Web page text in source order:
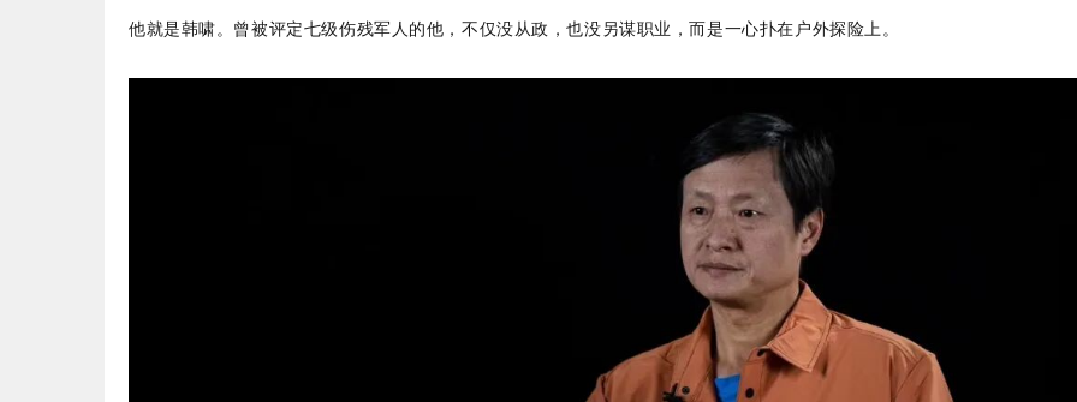
他就是韩啸。曾被评定七级伤残军人的他，不仅没从政，也没另谋职业，而是一心扑在户外探险上。